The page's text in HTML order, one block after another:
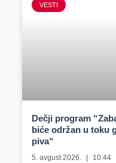
VESTI
Dečji program
biće održan u toku
piva“
5. avgust 2026. 10:44